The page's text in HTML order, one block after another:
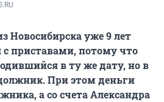
Новосибирска уже 9 лет
с приставами, потому что
в ту же дату, но в
При этом деньги
а со счета Александра